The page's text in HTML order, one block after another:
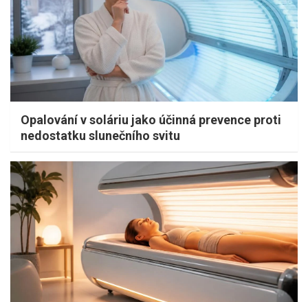
Opalování v soláriu jako účinná prevence proti
nedostatku slunečního svitu